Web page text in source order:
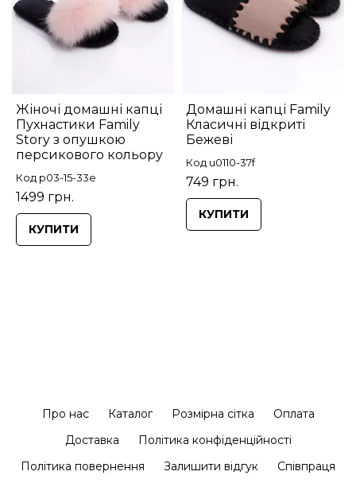
Жіночі домашні капці
Пухнастики Family
Story з опушкою
персикового кольору
Код p03-15-33e
1499 грн.
КУПИТИ
Домашні капці Family
Класичні відкриті
Бежеві
Код u0110-37f
749 грн.
КУПИТИ
Про нас Каталог Розмірна сітка
Оплата
Доставка
Політика конфіденційності
Політика повернення
Залишити відгук
Співпраця